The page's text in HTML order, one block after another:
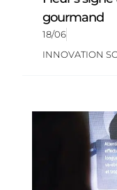
gourmand
18/06
INNOVATION